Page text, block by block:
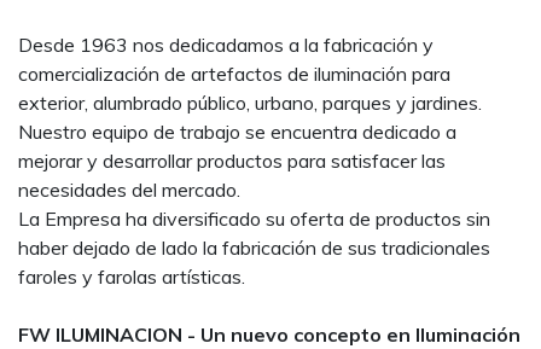
Desde 1963 nos dedicadamos a la fabricación y
comercialización de artefactos de iluminación para
exterior, alumbrado público, urbano, parques y jardines.
Nuestro equipo de trabajo se encuentra dedicado a
mejorar y desarrollar productos para satisfacer las
necesidades del mercado.
La Empresa ha diversificado su oferta de productos sin
haber dejado de lado la fabricación de sus tradicionales
faroles y farolas artísticas.
FW ILUMINACION - Un nuevo concepto en Iluminación